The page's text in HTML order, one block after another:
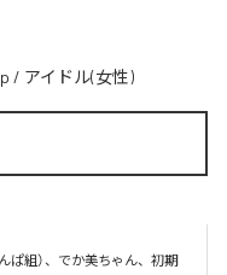
/ アイドル(女性)
ぱ組）、でか美ちゃん、初期